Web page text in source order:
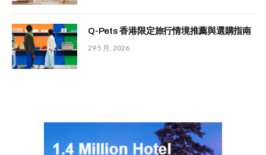
Q-Pets 香港限定旅行情境推薦與選購指南
29 5 月, 2026